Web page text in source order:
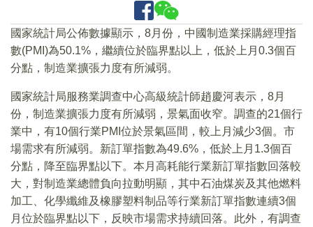
國家統計局公佈數據顯示，8月份，中國制造業採購經理指
數(PMI)為50.1%，繼續位於臨界點以上，低於上月0.3個百
分點，制造業擴張力度有所減弱。
國家統計局服務業調查中心高級統計師趙慶河表示，8月
份，制造業擴張力度有所減弱，景氣面收窄。調查的21個行
業中，有10個行業PMI位於景氣區間，較上月減少3個。市
場需求有所減弱。新訂單指數為49.6%，低於上月1.3個百
分點，降至臨界點以下。本月高耗能行業新訂單指數回落較
大，對制造業總體負向拉動明顯，其中石油煤炭及其他燃料
加工、化學纖維及橡膠塑料制品等行業新訂單指數連續3個
月位於臨界點以下，反映市場需求持續回落。此外，有調查